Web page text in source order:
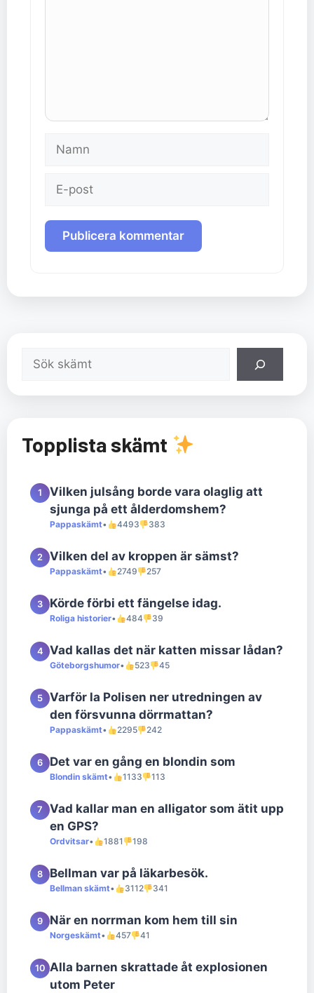
Namn
Sök
Topplista skämt
1
Vilken julsång borde vara olaglig att
sjunga på ett ålderdomshem?
Pappaskämt• 4493 383
2 Vilken del av kroppen är sämst?
Pappaskämt• 2749 257
3 Körde förbi ett fängelse idag.
Roliga historier• 484 39
4 Vad kallas det när katten missar lådan?
Göteborgshumor• 523 45
5
Varför la Polisen ner utredningen av
den försvunna dörrmattan?
Pappaskämt• 2295 242
6 Det var en gång en blondin som
Blondin skämt• 1133 113
7
Vad kallar man en alligator som ätit upp
en GPS?
Ordvitsar• 1881 198
8 Bellman var på läkarbesök.
Bellman skämt• 3112 341
9 När en norrman kom hem till sin
Norgeskämt• 457 41
10 Alla barnen skrattade åt explosionen
utom Peter